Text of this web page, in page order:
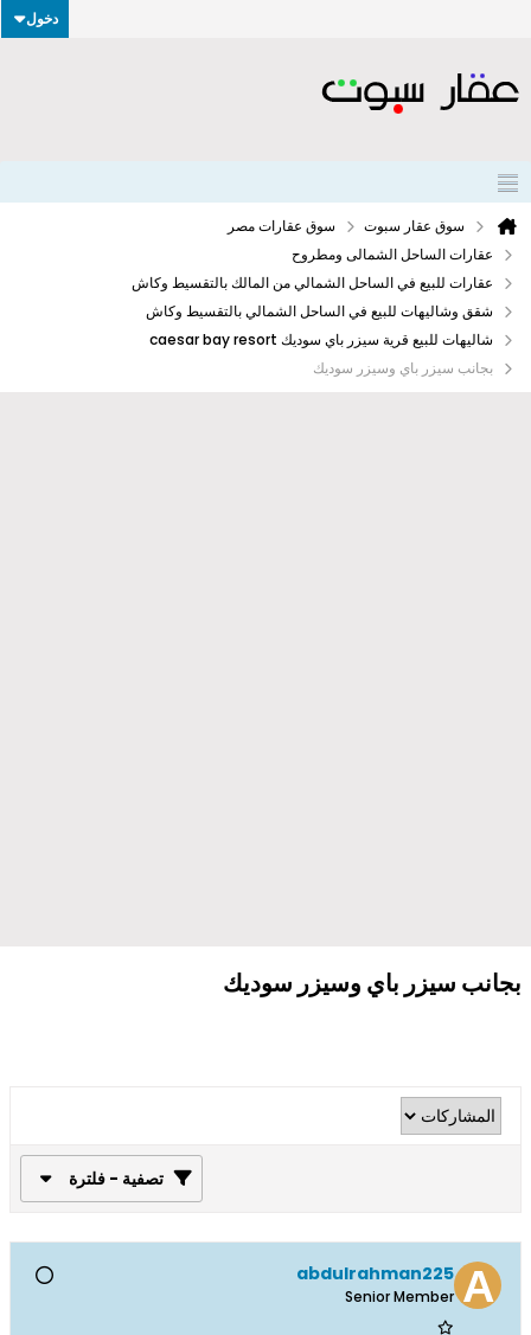
دخول
سوق عقار سبوت
سوق عقارات مصر
عقارات الساحل الشمالى ومطروح
عقارات للبيع في الساحل الشمالي من المالك بالتقسيط وكاش
شقق وشاليهات للبيع في الساحل الشمالي بالتقسيط وكاش
شاليهات للبيع قرية سيزر باي سوديك caesar bay resort
بجانب سيزر باي وسيزر سوديك
بجانب سيزر باي وسيزر سوديك
تصفية - فلترة
abdulrahman225
Senior Member